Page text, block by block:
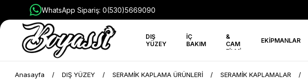
WhatsApp Sipariş: 0(530)5669090
DIŞ
YÜZEY
İÇ
BAKIM
&
CAM
FİLMİ
EKİPMANLAR
Anasayfa DIŞ YÜZEY SERAMİK KAPLAMA ÜRÜNLERİ SERAMİK KAPLAMALAR